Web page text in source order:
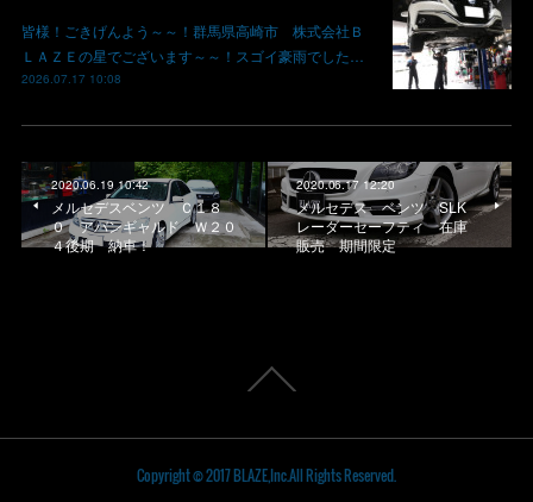
皆様！ごきげんよう～～！群馬県高崎市 株式会社Ｂ
ＬＡＺＥの星でございます～～！スゴイ豪雨でした…
2026.07.17 10:08
2020.06.19 10:42
メルセデスベンツ Ｃ１８
０ アバンギャルド Ｗ２０
４後期 納車！
2020.06.17 12:20
メルセデス ベンツ SLK
レーダーセーフティ 在庫
販売 期間限定
Copyright © 2017 BLAZE,Inc.All Rights Reserved.